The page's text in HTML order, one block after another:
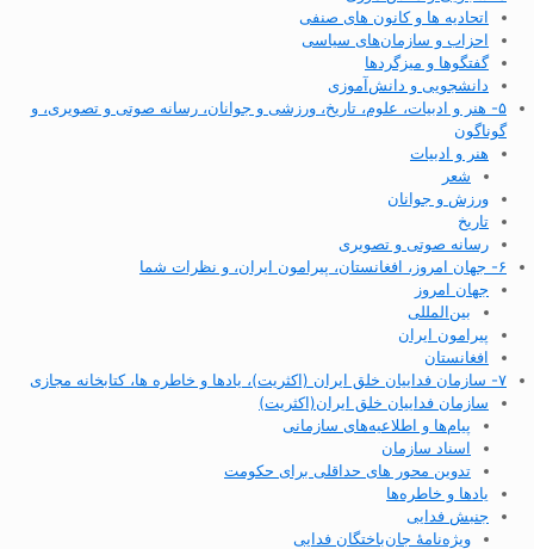
اتحادیه ها و کانون های صنفی
احزاب و سازمان‌های سیاسی
گفتگوها و میزگردها
دانشجویی و دانش‌آموزی
۵- هنر و ادبیات، علوم، تاریخ، ورزشی و جوانان، رسانه صوتی و تصویری، و
گوناگون
هنر و ادبیات
شعر
ورزش و جوانان
تاریخ
رسانه صوتی و تصویری
۶- جهان امروز، افغانستان، پیرامون ایران، و نظرات شما
جهان امروز
بین‌المللی
پیرامون ایران
افغانستان
۷- سازمان فداییان خلق ایران (اکثریت)، یادها و خاطره ها، کتابخانه مجازی
سازمان فداییان خلق ایران(اکثریت)
پیام‌ها و اطلاعیه‌های سازمانی
اسناد سازمان
تدوین محور های حداقلی برای حکومت
یادها و خاطره‌ها
جنبش فدایی
ویژه‌نامهٔ جان‌باختگان فدایی